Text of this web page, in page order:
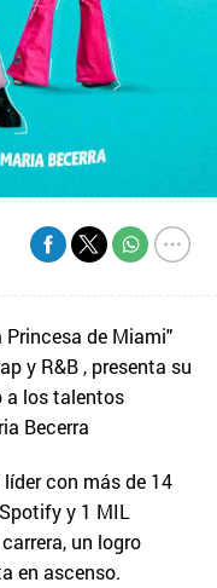
de Miami"
y R&B , presenta su
a los talentos
Becerra
con más de 14
y 1 MIL
un logro
en ascenso.